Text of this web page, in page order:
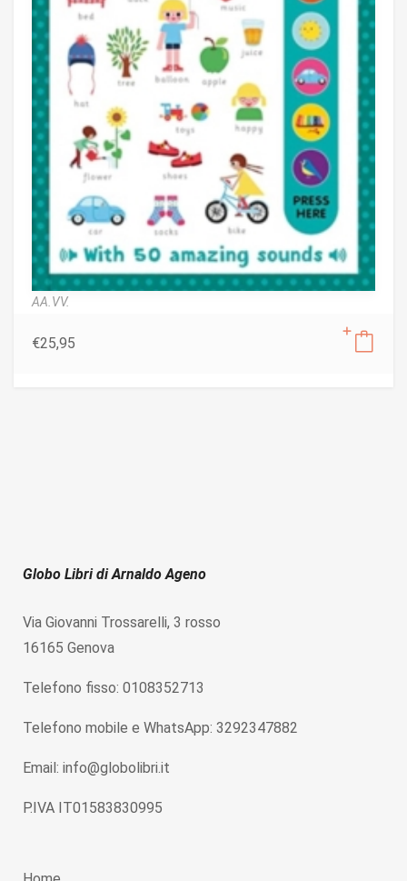
AA.VV.
€25,95
Globo Libri di Arnaldo Ageno
Via Giovanni Trossarelli, 3 rosso
16165 Genova
Telefono fisso: 0108352713
Telefono mobile e WhatsApp: 3292347882
Email: info@globolibri.it
P.IVA IT01583830995